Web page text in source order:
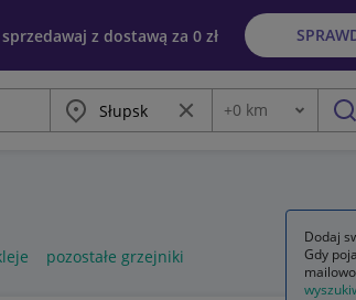
z dostawą za 0 zł
Miasto Wyczyść frazę
Odległość
+0 km
pozostałe grzejniki
Dodaj
Gdy